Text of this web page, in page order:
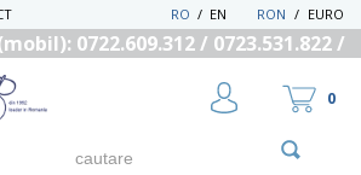
RON / EURO
EN
/
RO
0722.609.312 / 0723.531.822 /
0